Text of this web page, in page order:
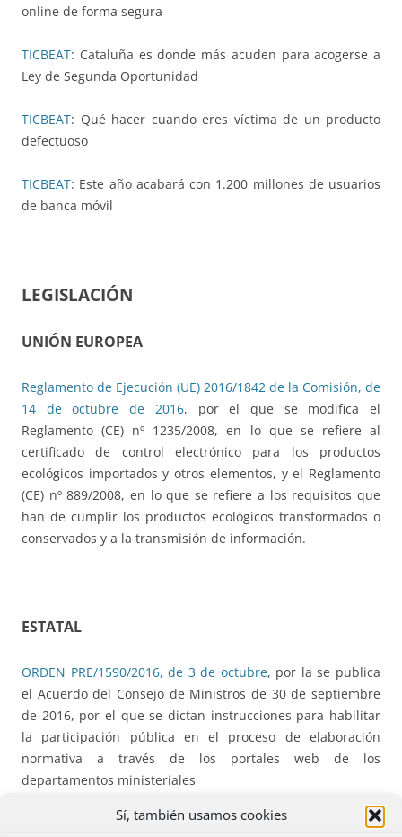
Sí, también usamos cookies
online de forma segura
TICBEAT: Cataluña es donde más acuden para acogerse a
Ley de Segunda Oportunidad
TICBEAT: Qué hacer cuando eres víctima de un producto
defectuoso
TICBEAT: Este año acabará con 1.200 millones de usuarios
de banca móvil
LEGISLACIÓN
UNIÓN EUROPEA
Reglamento de Ejecución (UE) 2016/1842 de la Comisión, de
14 de octubre de 2016, por el que se modifica el
Reglamento (CE) nº 1235/2008, en lo que se refiere al
certificado de control electrónico para los productos
ecológicos importados y otros elementos, y el Reglamento
(CE) nº 889/2008, en lo que se refiere a los requisitos que
han de cumplir los productos ecológicos transformados o
conservados y a la transmisión de información.
ESTATAL
ORDEN PRE/1590/2016, de 3 de octubre, por la se publica
el Acuerdo del Consejo de Ministros de 30 de septiembre
de 2016, por el que se dictan instrucciones para habilitar
la participación pública en el proceso de elaboración
normativa a través de los portales web de los
departamentos ministeriales
Resolución de 7 de octubre de 2016, de la Secretaría de